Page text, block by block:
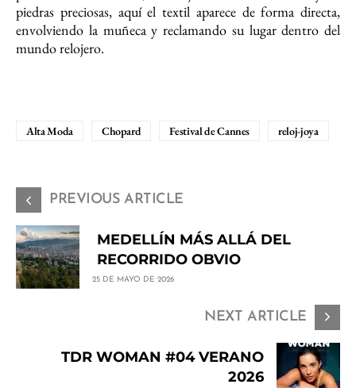
piedras preciosas, aquí el textil aparece de forma directa,
envolviendo la muñeca y reclamando su lugar dentro del
mundo relojero.
Alta Moda Chopard Festival de Cannes reloj-joya
PREVIOUS ARTICLE
MEDELLÍN MÁS ALLÁ DEL
RECORRIDO OBVIO
25 DE MAYO DE 2026
NEXT ARTICLE
TDR WOMAN #04 VERANO
2026